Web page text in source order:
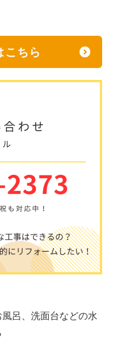
こちら
呂、洗面台などの水